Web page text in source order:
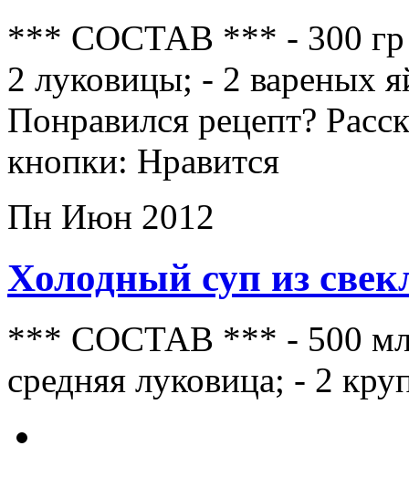
*** СОСТАВ *** - 300 гр
2 луковицы; - 2 вареных
Понравился рецепт?
кнопки: Нравится
Пн Июн 2012
Холодный суп из
*** СОСТАВ *** - 500 мл
средняя луковица; - 2